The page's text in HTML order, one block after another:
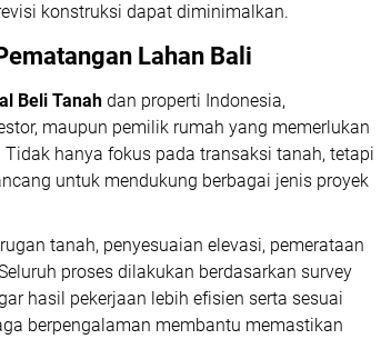
konstruksi dapat diminimalkan.
Lahan Bali
Beli Tanah dan properti Indonesia,
maupun pemilik rumah yang memerlukan
hanya fokus pada transaksi tanah, tetapi
untuk mendukung berbagai jenis proyek
tanah, penyesuaian elevasi, pemerataan
proses dilakukan berdasarkan survey
hasil pekerjaan lebih efisien serta sesuai
berpengalaman membantu memastikan